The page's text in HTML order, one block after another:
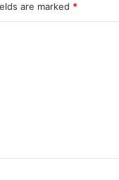
are marked *